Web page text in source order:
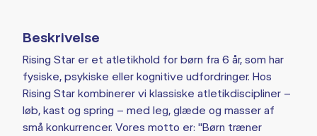
Beskrivelse
Rising Star er et atletikhold for børn fra 6 år, som har
fysiske, psykiske eller kognitive udfordringer. Hos
Rising Star kombinerer vi klassiske atletikdiscipliner –
løb, kast og spring – med leg, glæde og masser af
små konkurrencer. Vores motto er: "Børn træner